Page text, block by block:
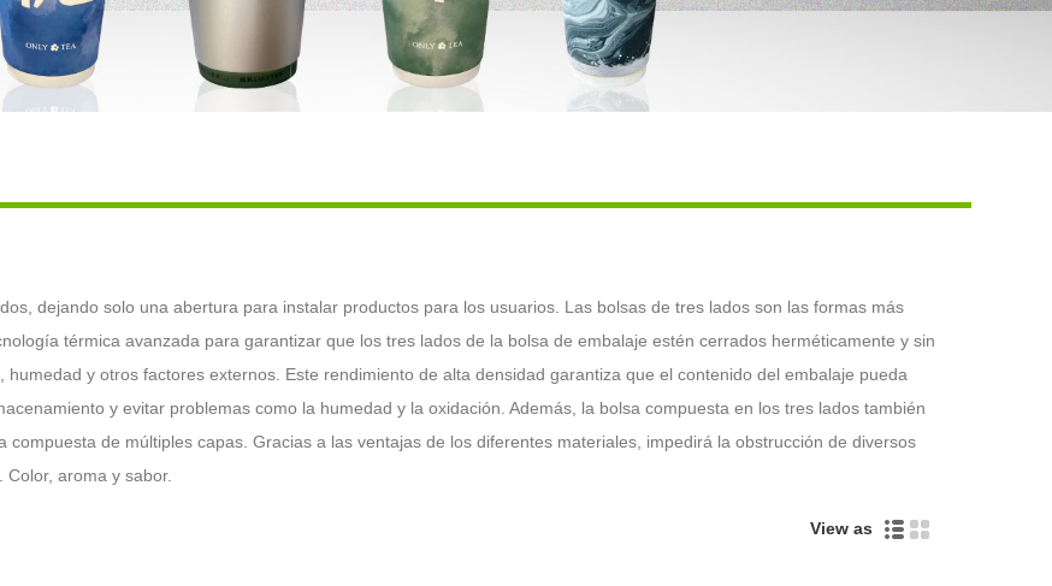
dejando solo una abertura para instalar productos para los usuarios. Las bolsas de tres lados son las formas más
térmica avanzada para garantizar que los tres lados de la bolsa de embalaje estén cerrados herméticamente y sin
y otros factores externos. Este rendimiento de alta densidad garantiza que el contenido del embalaje pueda
y evitar problemas como la humedad y la oxidación. Además, la bolsa compuesta en los tres lados también
de múltiples capas. Gracias a las ventajas de los diferentes materiales, impedirá la obstrucción de diversos
aroma y sabor.
View as